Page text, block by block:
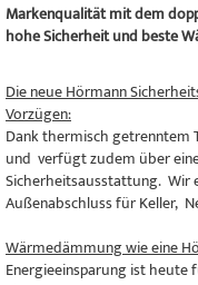
Markenqualität mit dem
hohe Sicherheit und beste
Die neue Hörmann
Vorzügen:
Dank thermisch
und verfügt zudem über
Sicherheitsausstattung. Wir
Außenabschluss für Keller,
Wärmedämmung wie eine
Energieeinsparung ist heute